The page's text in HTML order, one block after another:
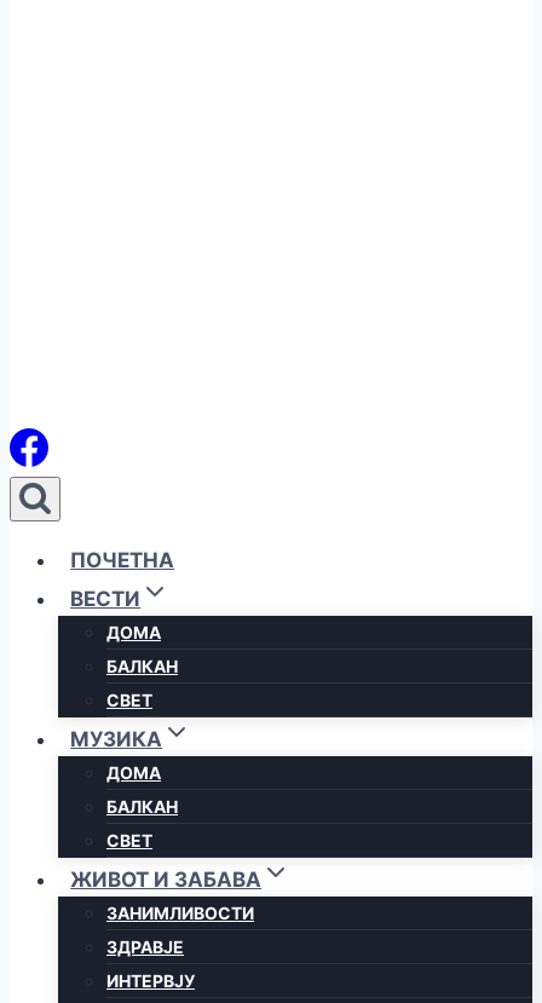
ПОЧЕТНА
ВЕСТИ
ДОМА
БАЛКАН
СВЕТ
МУЗИКА
ДОМА
БАЛКАН
СВЕТ
ЖИВОТ И ЗАБАВА
ЗАНИМЛИВОСТИ
ЗДРАВЈЕ
ИНТЕРВЈУ